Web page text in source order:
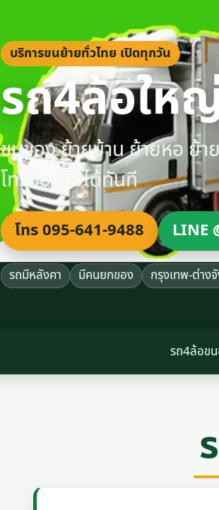
บริการขนย้ายทั่วไทย เปิดทุกวัน
รถ4ล้อให
ขนของ ย้ายบ้าน ย้ายหอ ย้
โทรจองคิวได้ทันที
โทร 095-641-9488 LINE
รถมีหลังคา มีคนยกของ กรุงเทพ-ต่าง
รถ4ล้อข